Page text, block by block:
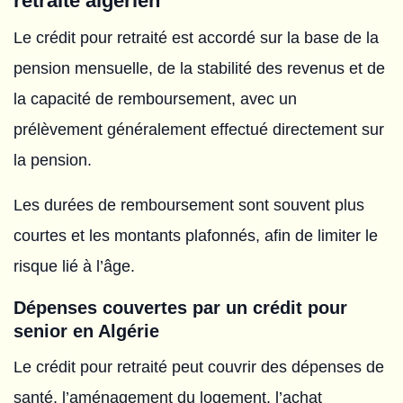
Le crédit pour retraité est accordé sur la base de la
pension mensuelle, de la stabilité des revenus et de
la capacité de remboursement, avec un
prélèvement généralement effectué directement sur
la pension.
Les durées de remboursement sont souvent plus
courtes et les montants plafonnés, afin de limiter le
risque lié à l’âge.
Dépenses couvertes par un crédit pour
senior en Algérie
Le crédit pour retraité peut couvrir des dépenses de
santé, l’aménagement du logement, l’achat